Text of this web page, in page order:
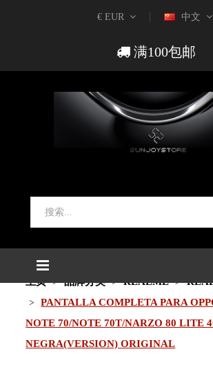
€ EUR 中文
满100包邮
主页 品牌分类 REALME
PANTALLA COMPLETA PARA
NOTE 70/NOTE 70T/NARZO 80 LITE
NEGRA(VERSION) ORIGINAL